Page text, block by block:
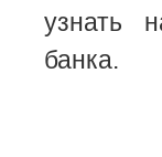
узнать
банка.